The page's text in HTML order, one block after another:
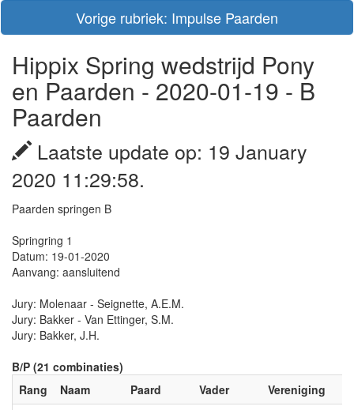
Vorige rubriek: Impulse Paarden
Hippix Spring wedstrijd Pony
en Paarden - 2020-01-19 - B
Paarden
Laatste update op: 19 January
2020 11:29:58.
Paarden springen B
Springring 1
Datum: 19-01-2020
Aanvang: aansluitend
Jury: Molenaar - Seignette, A.E.M.
Jury: Bakker - Van Ettinger, S.M.
Jury: Bakker, J.H.
B/P (21 combinaties)
Rang
Naam Paard Vader
Vereniging